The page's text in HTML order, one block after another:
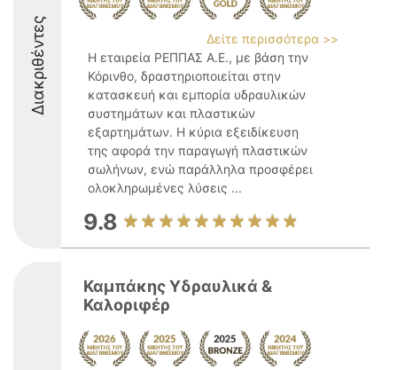
Διακριθέντες
Δείτε περισσότερα >>
Η εταιρεία ΡΕΠΠΑΣ Α.Ε., με βάση την
Κόρινθο, δραστηριοποιείται στην
κατασκευή και εμπορία υδραυλικών
συστημάτων και πλαστικών
εξαρτημάτων. Η κύρια εξειδίκευση
της αφορά την παραγωγή πλαστικών
σωλήνων, ενώ παράλληλα προσφέρει
ολοκληρωμένες λύσεις ...
9.8
Καμπάκης Υδραυλικά &
Καλοριφέρ